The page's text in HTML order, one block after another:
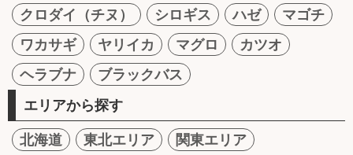
クロダイ（チヌ）
シロギス ハゼ
マゴチ
ワカサギ
ヤリイカ マグロ
カツオ
ヘラブナ
ブラックバス
エリアから探す
北海道 東北エリア
関東エリア